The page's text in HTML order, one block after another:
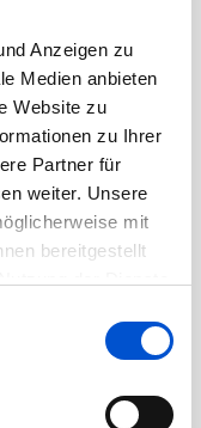
Anzeigen zu
Medien anbieten
Website zu
zu Ihrer
Partner für
weiter. Unsere
mit
bereitgestellt